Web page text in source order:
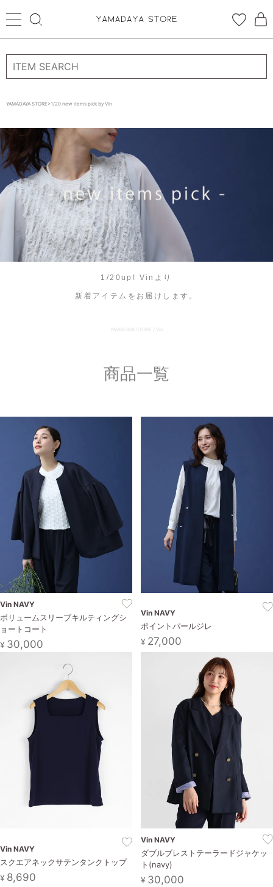
ログイン 新規会員登録
CATEGORYから探す
STORE BRAND・LABELから探す
すべての商品
新着商品
ブランド一覧
店舗検索
サイズガイド
ご利用ガイド/ヘルプ
お問い合わせ
YAMADAYA STORE >1/20 new items pick by Vin
1/20up! Vinより
新着アイテムをお届けします。
YAMADAYA STORE / Vin
商品一覧
Vin NAVY
ボリュームスリーブキルティングシ
ョートコート
¥30,000
Vin NAVY
ポイントパールジレ
¥27,000
Vin NAVY
スクエアネックサテンタンクトップ
¥8,690
Vin NAVY
ダブルブレストテーラードジャケッ
ト(navy)
¥30,000